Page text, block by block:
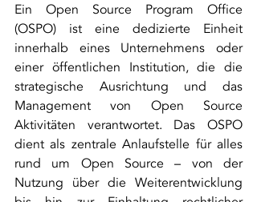
Ein Open Source Program Office
(OSPO) ist eine dedizierte Einheit
innerhalb eines Unternehmens oder
einer öffentlichen Institution, die die
strategische Ausrichtung und das
Management von Open Source
Aktivitäten verantwortet. Das OSPO
dient als zentrale Anlaufstelle für alles
rund um Open Source – von der
Nutzung über die Weiterentwicklung